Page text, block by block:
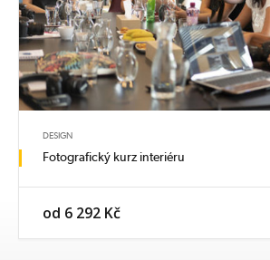
DESIGN
Fotografický kurz interiéru
od 6 292 Kč